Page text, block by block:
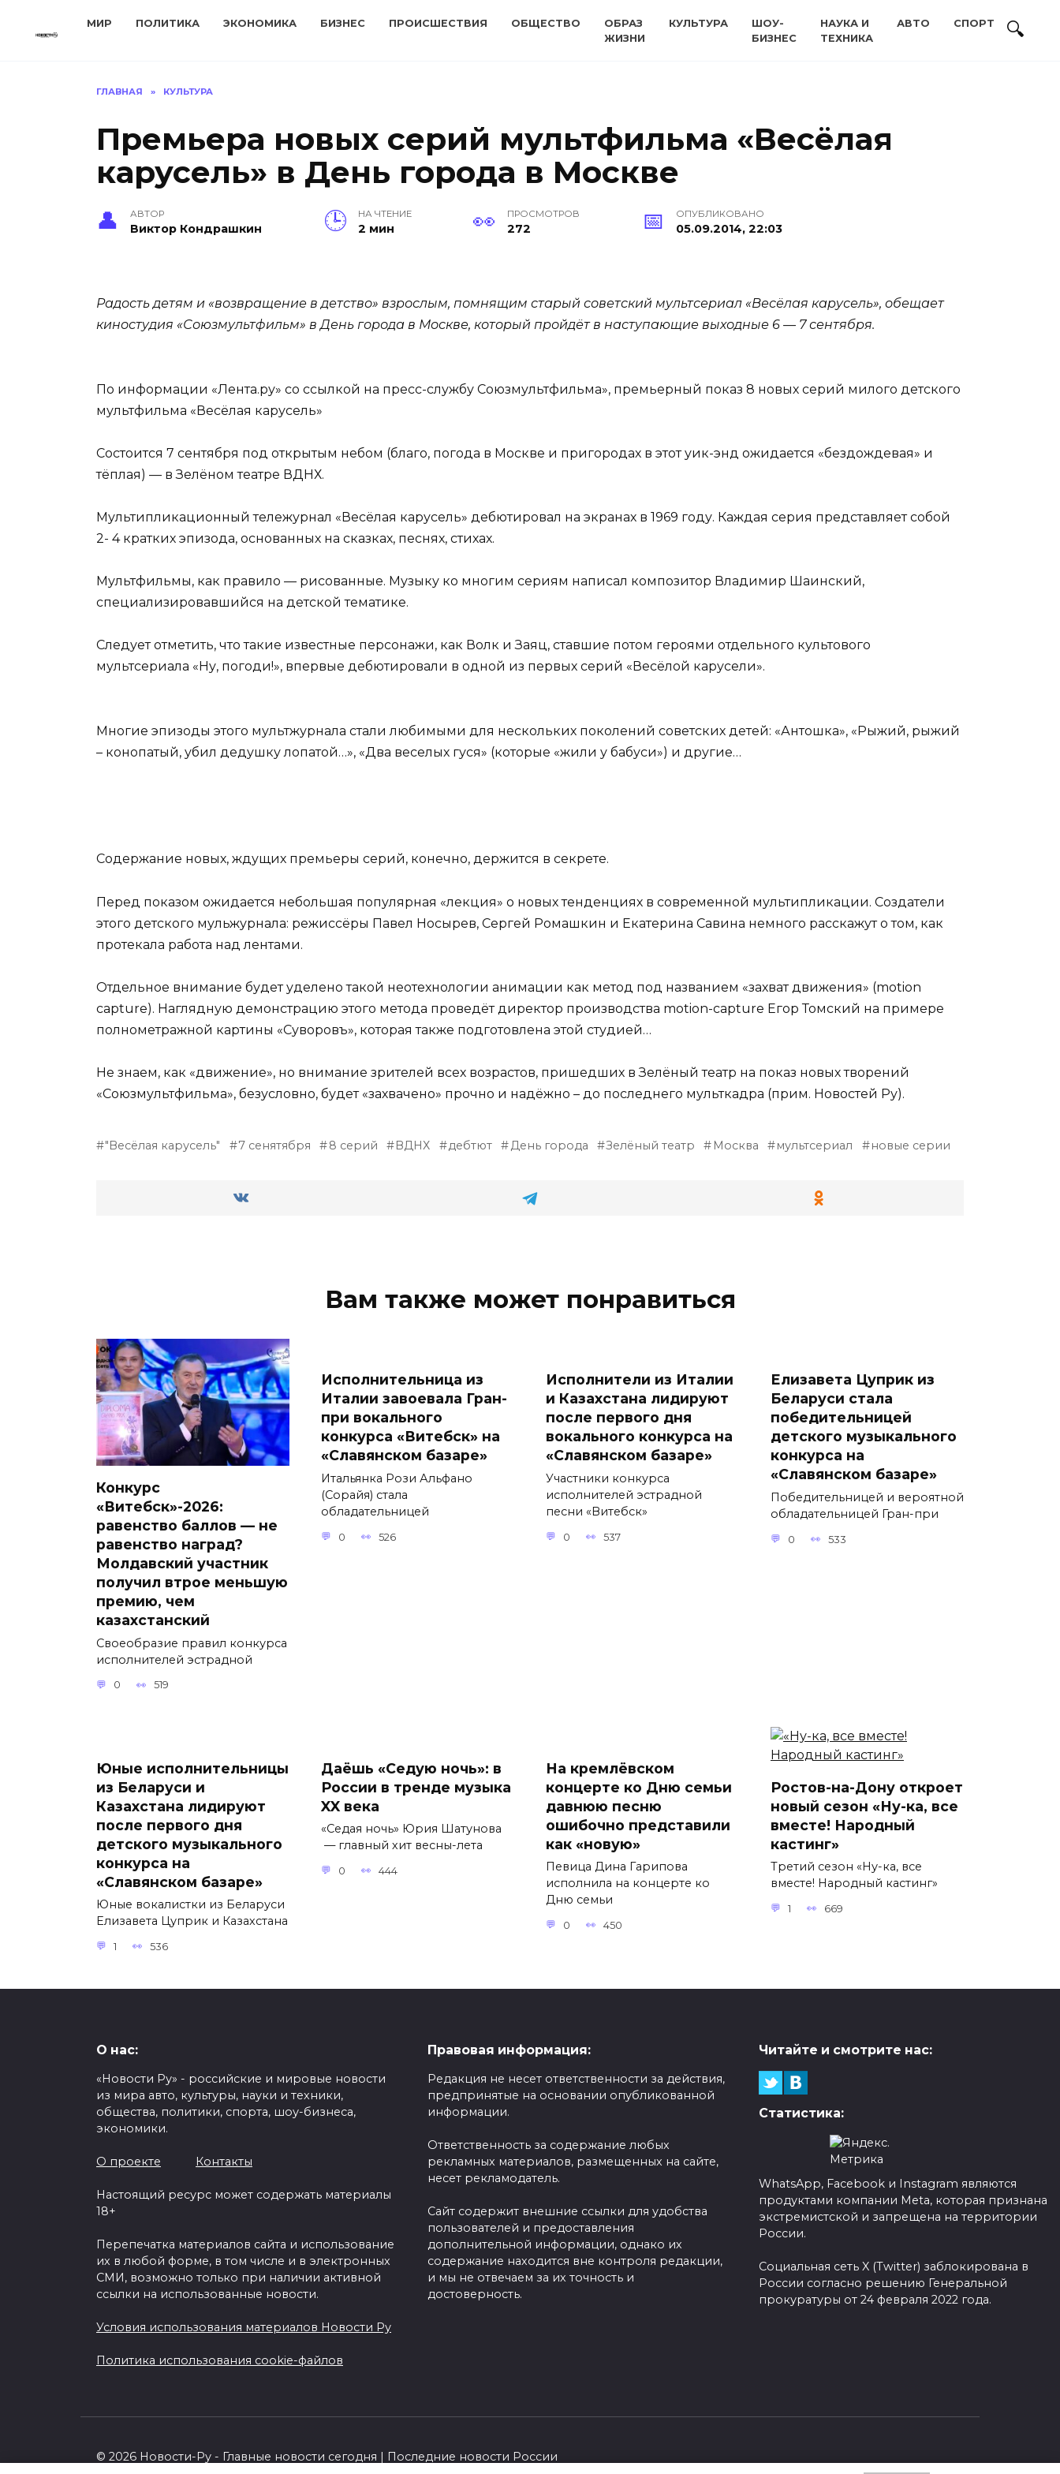
МИР ПОЛИТИКА ЭКОНОМИКА БИЗНЕС ПРОИСШЕСТВИЯ ОБЩЕСТВО
ОБРАЗ
ЖИЗНИ
КУЛЬТУРА
ШОУ-
БИЗНЕС
НАУКА И
ТЕХНИКА
АВТО СПОРТ
ГЛАВНАЯ » КУЛЬТУРА
Премьера новых серий мультфильма «Весёлая
карусель» в День города в Москве
АВТОР
Виктор Кондрашкин
НА ЧТЕНИЕ
2 мин
ПРОСМОТРОВ
272
ОПУБЛИКОВАНО
05.09.2014, 22:03
Радость детям и «возвращение в детство» взрослым, помнящим старый советский мультсериал «Весёлая карусель», обещает
киностудия «Союзмультфильм» в День города в Москве, который пройдёт в наступающие выходные 6 — 7 сентября.
По информации «Лента.ру» со ссылкой на пресс-службу Союзмультфильма», премьерный показ 8 новых серий милого детского
мультфильма «Весёлая карусель»
Состоится 7 сентября под открытым небом (благо, погода в Москве и пригородах в этот уик-энд ожидается «бездождевая» и
тёплая) — в Зелёном театре ВДНХ.
Мультипликационный тележурнал «Весёлая карусель» дебютировал на экранах в 1969 году. Каждая серия представляет собой
2- 4 кратких эпизода, основанных на сказках, песнях, стихах.
Мультфильмы, как правило — рисованные. Музыку ко многим сериям написал композитор Владимир Шаинский,
специализировавшийся на детской тематике.
Следует отметить, что такие известные персонажи, как Волк и Заяц, ставшие потом героями отдельного культового
мультсериала «Ну, погоди!», впервые дебютировали в одной из первых серий «Весёлой карусели».
Многие эпизоды этого мультжурнала стали любимыми для нескольких поколений советских детей: «Антошка», «Рыжий, рыжий
– конопатый, убил дедушку лопатой…», «Два веселых гуся» (которые «жили у бабуси») и другие…
Содержание новых, ждущих премьеры серий, конечно, держится в секрете.
Перед показом ожидается небольшая популярная «лекция» о новых тенденциях в современной мультипликации. Создатели
этого детского мульжурнала: режиссёры Павел Носырев, Сергей Ромашкин и Екатерина Савина немного расскажут о том, как
протекала работа над лентами.
Отдельное внимание будет уделено такой неотехнологии анимации как метод под названием «захват движения» (motion
capture). Наглядную демонстрацию этого метода проведёт директор производства motion-capture Егор Томский на примере
полнометражной картины «Суворовъ», которая также подготовлена этой студией…
Не знаем, как «движение», но внимание зрителей всех возрастов, пришедших в Зелёный театр на показ новых творений
«Союзмультфильма», безусловно, будет «захвачено» прочно и надёжно – до последнего мульткадра (прим. Новостей Ру).
"Весёлая карусель" 7 сенятября 8 серий ВДНХ дебтют День города Зелёный театр Москва мультсериал новые серии
Вам также может понравиться
Конкурс
«Витебск»-2026:
равенство баллов — не
равенство наград?
Молдавский участник
получил втрое меньшую
премию, чем
казахстанский
Своеобразие правил конкурса
исполнителей эстрадной
0 519
Исполнительница из
Италии завоевала Гран-
при вокального
конкурса «Витебск» на
«Славянском базаре»
Итальянка Рози Альфано
(Сорайя) стала
обладательницей
0 526
Исполнители из Италии
и Казахстана лидируют
после первого дня
вокального конкурса на
«Славянском базаре»
Участники конкурса
исполнителей эстрадной
песни «Витебск»
0 537
Елизавета Цуприк из
Беларуси стала
победительницей
детского музыкального
конкурса на
«Славянском базаре»
Победительницей и вероятной
обладательницей Гран-при
0 533
Юные исполнительницы
из Беларуси и
Казахстана лидируют
после первого дня
детского музыкального
конкурса на
«Славянском базаре»
Юные вокалистки из Беларуси
Елизавета Цуприк и Казахстана
1 536
Даёшь «Седую ночь»: в
России в тренде музыка
XX века
«Седая ночь» Юрия Шатунова
— главный хит весны-лета
0 444
На кремлёвском
концерте ко Дню семьи
давнюю песню
ошибочно представили
как «новую»
Певица Дина Гарипова
исполнила на концерте ко
Дню семьи
0 450
Ростов-на-Дону откроет
новый сезон «Ну-ка, все
вместе! Народный
кастинг»
Третий сезон «Ну-ка, все
вместе! Народный кастинг»
1 669
О нас:
«Новости Ру» - российские и мировые новости
из мира авто, культуры, науки и техники,
общества, политики, спорта, шоу-бизнеса,
экономики.
О проекте Контакты
Настоящий ресурс может содержать материалы
18+
Перепечатка материалов сайта и использование
их в любой форме, в том числе и в электронных
СМИ, возможно только при наличии активной
ссылки на использованные новости.
Условия использования материалов Новости Ру
Политика использования cookie-файлов
Правовая информация:
Редакция не несет ответственности за действия,
предпринятые на основании опубликованной
информации.
Ответственность за содержание любых
рекламных материалов, размещенных на сайте,
несет рекламодатель.
Сайт содержит внешние ссылки для удобства
пользователей и предоставления
дополнительной информации, однако их
содержание находится вне контроля редакции,
и мы не отвечаем за их точность и
достоверность.
Читайте и смотрите нас:
Статистика:
WhatsApp, Facebook и Instagram являются
продуктами компании Meta, которая признана
экстремистской и запрещена на территории
России.
Социальная сеть X (Twitter) заблокирована в
России согласно решению Генеральной
прокуратуры от 24 февраля 2022 года.
© 2026 Новости-Ру - Главные новости сегодня | Последние новости России